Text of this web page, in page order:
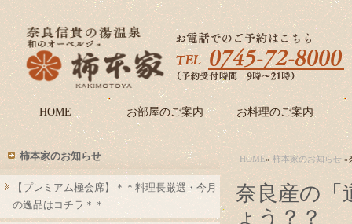
HOME お部屋のご案内 お料理のご案内
HOME»柿本家のお知らせ »
奈良産の「
ょう？？
柿本家のお知らせ
【プレミアム極会席】＊＊料理長厳選・今月
の逸品はコチラ＊＊